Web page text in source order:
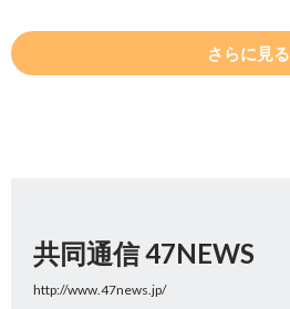
さらに見る
共同通信 47NEWS
http://www.47news.jp/